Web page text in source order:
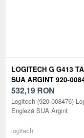
LOGITECH G G413
SUA ARGINT 920-
532,19 RON
Logitech (920-008476)
Engleză SUA Argint
logitech